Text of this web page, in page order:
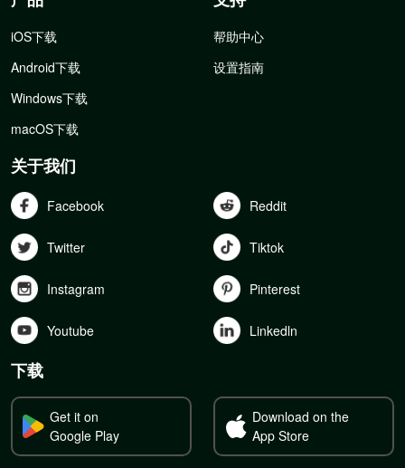
iOS下载
Android下载
Windows下载
macOS下载
帮助中心
设置指南
关于我们
Facebook Reddit
Twitter Tiktok
Instagram Pinterest
Youtube Linkedln
下载
Get it on
Google Play
Download on the
App Store